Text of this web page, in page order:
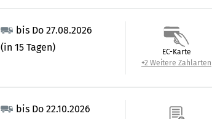
bis Do 27.08.2026
(in 15 Tagen)
EC-Karte
+2 Weitere Zahlarten
bis Do 22.10.2026